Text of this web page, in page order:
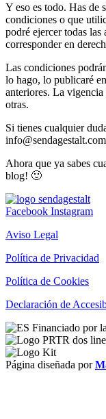
Y eso es todo. Has de
condiciones o que
podré ejercer todas las
corresponder en
Las condiciones
lo hago, lo publicaré
anteriores. La vigencia
otras.
Si tienes cualquier
Ahora que ya sabes
blog! 🙂
Facebook Instagram
Aviso Legal
Política de Privacidad
Política de Cookies
Declaración de
Página diseñada por